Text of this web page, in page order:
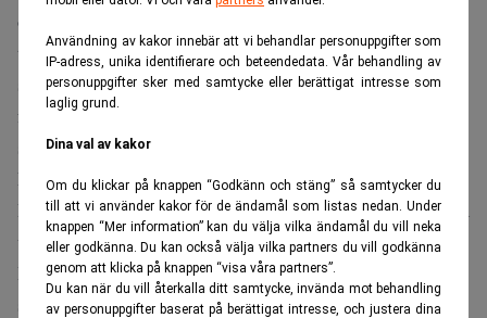
Användning av kakor innebär att vi behandlar personuppgifter som
IP-adress, unika identifierare och beteendedata. Vår behandling av
personuppgifter sker med samtycke eller berättigat intresse som
laglig grund.
Dina val av kakor
Om du klickar på knappen “Godkänn och stäng” så samtycker du
till att vi använder kakor för de ändamål som listas nedan. Under
knappen “Mer information” kan du välja vilka ändamål du vill neka
eller godkänna. Du kan också välja vilka partners du vill godkänna
genom att klicka på knappen “visa våra partners”.
Du kan när du vill återkalla ditt samtycke, invända mot behandling
av personuppgifter baserat på berättigat intresse, och justera dina
önskan om en mindre operativ roll i bolaget framöver kan
ta form på ett ordnat sätt. Med vår starka finansiella
ställning kan vi nu satsa full fart framåt inom både
fastighetsutveckling och förvaltning, säger Per Arwidsson,
styrelseordförande för Granen Fastighetsutveckling.
Peter Zonabend är för närvarande vd för Victoria
Investment Group Ltd, inom vilken sfär han har verkat som
vd de senaste sju åren.
Han är även engagerad i processbolaget HQ som
styrelseledamot i bolaget sedan 2012. Han är även bland